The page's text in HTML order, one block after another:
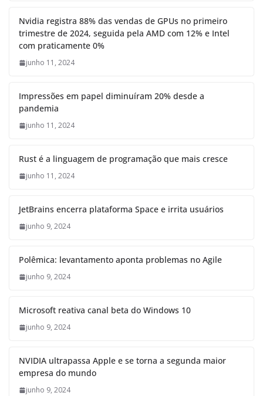
Nvidia registra 88% das vendas de GPUs no primeiro
trimestre de 2024, seguida pela AMD com 12% e Intel
com praticamente 0%
junho 11, 2024
Impressões em papel diminuíram 20% desde a
pandemia
junho 11, 2024
Rust é a linguagem de programação que mais cresce
junho 11, 2024
JetBrains encerra plataforma Space e irrita usuários
junho 9, 2024
Polêmica: levantamento aponta problemas no Agile
junho 9, 2024
Microsoft reativa canal beta do Windows 10
junho 9, 2024
NVIDIA ultrapassa Apple e se torna a segunda maior
empresa do mundo
junho 9, 2024